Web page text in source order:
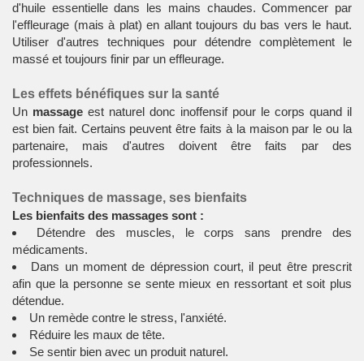
d'huile essentielle dans les mains chaudes. Commencer par
l'effleurage (mais à plat) en allant toujours du bas vers le haut.
Utiliser d'autres techniques pour détendre complètement le
massé et toujours finir par un effleurage.
Les effets bénéfiques sur la santé
Un massage est naturel donc inoffensif pour le corps quand il
est bien fait. Certains peuvent être faits à la maison par le ou la
partenaire, mais d'autres doivent être faits par des
professionnels.
Techniques de massage, ses bienfaits
Les bienfaits des massages sont :
Détendre des muscles, le corps sans prendre des
médicaments.
Dans un moment de dépression court, il peut être prescrit
afin que la personne se sente mieux en ressortant et soit plus
détendue.
Un remède contre le stress, l'anxiété.
Réduire les maux de tête.
Se sentir bien avec un produit naturel.